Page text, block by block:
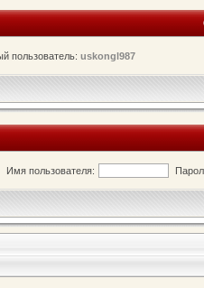
пользователь: uskongl987
Имя пользователя: